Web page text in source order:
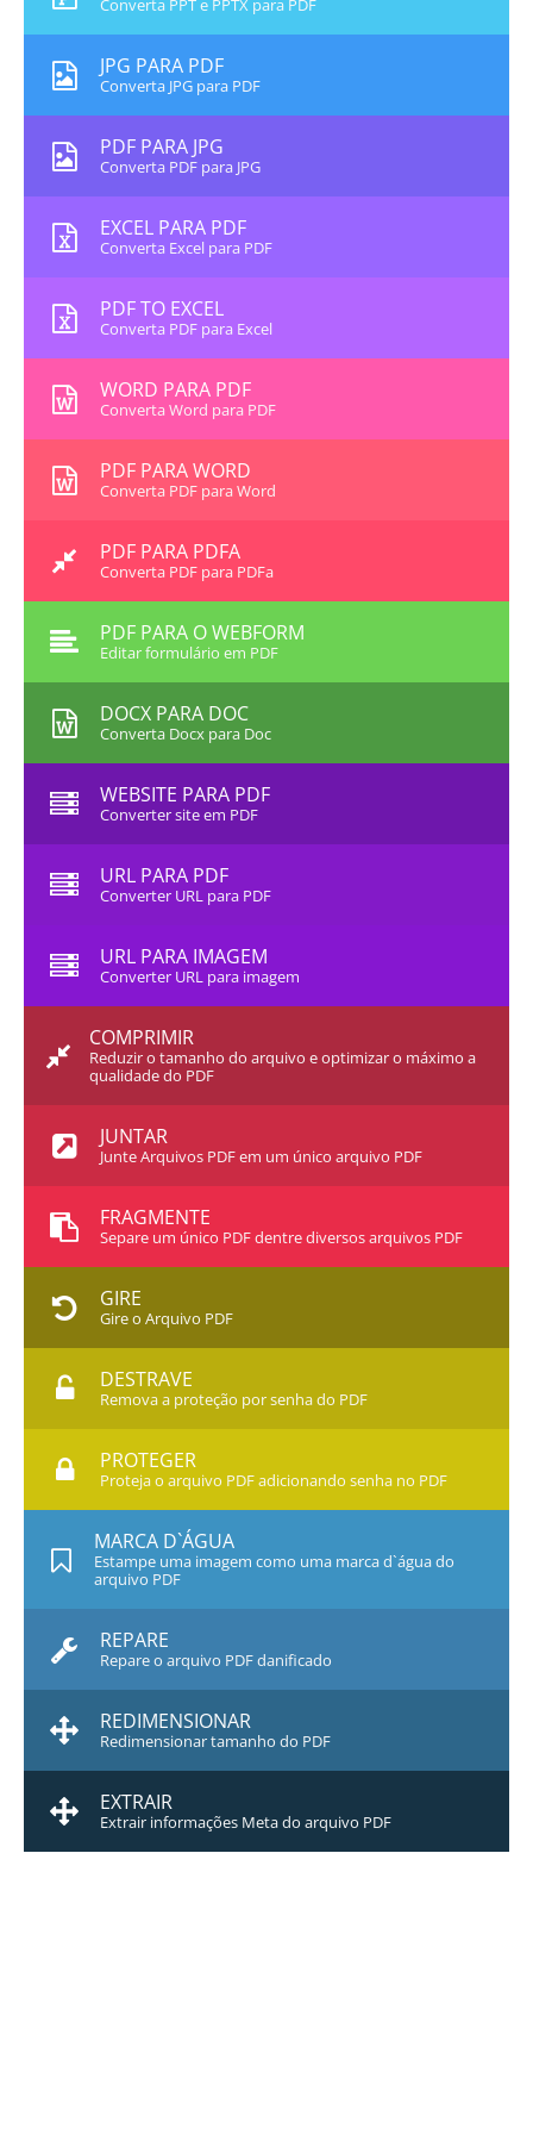
Converta PPT e PPTX para PDF
JPG PARA PDF
Converta JPG para PDF
PDF PARA JPG
Converta PDF para JPG
EXCEL PARA PDF
Converta Excel para PDF
PDF TO EXCEL
Converta PDF para Excel
WORD PARA PDF
Converta Word para PDF
PDF PARA WORD
Converta PDF para Word
PDF PARA PDFA
Converta PDF para PDFa
PDF PARA O WEBFORM
Editar formulário em PDF
DOCX PARA DOC
Converta Docx para Doc
WEBSITE PARA PDF
Converter site em PDF
URL PARA PDF
Converter URL para PDF
URL PARA IMAGEM
Converter URL para imagem
COMPRIMIR
Reduzir o tamanho do arquivo e optimizar o máximo a
qualidade do PDF
JUNTAR
Junte Arquivos PDF em um único arquivo PDF
FRAGMENTE
Separe um único PDF dentre diversos arquivos PDF
GIRE
Gire o Arquivo PDF
DESTRAVE
Remova a proteção por senha do PDF
PROTEGER
Proteja o arquivo PDF adicionando senha no PDF
MARCA D`ÁGUA
Estampe uma imagem como uma marca d`água do
arquivo PDF
REPARE
Repare o arquivo PDF danificado
REDIMENSIONAR
Redimensionar tamanho do PDF
EXTRAIR
Extrair informações Meta do arquivo PDF